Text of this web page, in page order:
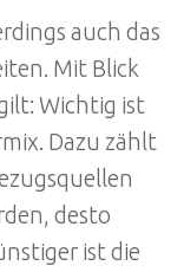
auch das
Mit Blick
Wichtig ist
Dazu zählt
desto
ist die